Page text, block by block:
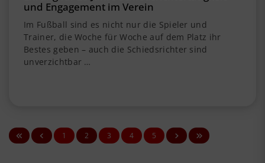
und Engagement im Verein
Im Fußball sind es nicht nur die Spieler und
Trainer, die Woche für Woche auf dem Platz ihr
Bestes geben – auch die Schiedsrichter sind
unverzichtbar …
1 2 3 4 5